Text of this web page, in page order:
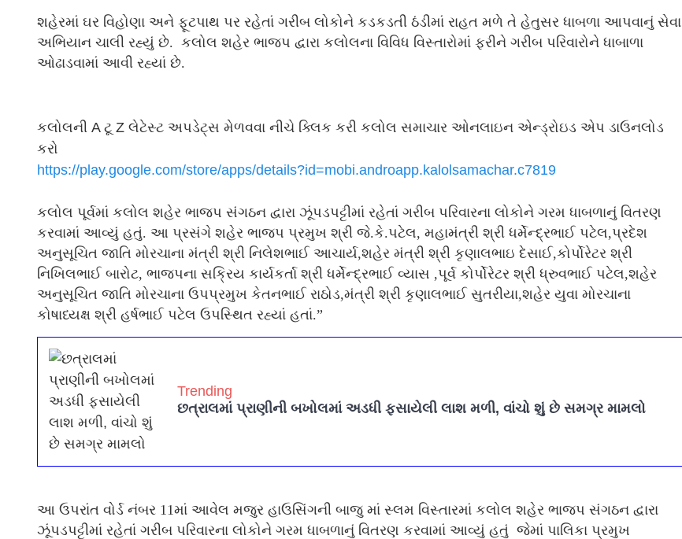
શહેરમાં ઘર વિહોણા અને ફૂટપાથ પર રહેતાં ગરીબ લોકોને કડકડતી ઠંડીમાં રાહત મળે તે હેતુસર ધાબળા આપવાનું સેવા
અભિયાન ચાલી રહ્યું છે. કલોલ શહેર ભાજપ દ્વારા કલોલના વિવિધ વિસ્તારોમાં ફરીને ગરીબ પરિવારોને ધાબાળા
ઓઢાડવામાં આવી રહ્યાં છે.
કલોલની A ટૂ Z લેટેસ્ટ અપડેટ્સ મેળવવા નીચે ક્લિક કરી કલોલ સમાચાર ઓનલાઇન એન્ડ્રોઇડ એપ ડાઉનલોડ
કરો
https://play.google.com/store/apps/details?id=mobi.androapp.kalolsamachar.c7819
કલોલ પૂર્વમાં કલોલ શહેર ભાજપ સંગઠન દ્વારા ઝૂંપડપટ્ટીમાં રહેતાં ગરીબ પરિવારના લોકોને ગરમ ધાબળાનું વિતરણ
કરવામાં આવ્યું હતું. આ પ્રસંગે શહેર ભાજપ પ્રમુખ શ્રી જે.કે.પટેલ, મહામંત્રી શ્રી ધર્મેન્દ્રભાઈ પટેલ,પ્રદેશ
અનુસૂચિત જાતિ મોરચાના મંત્રી શ્રી નિલેશભાઈ આચાર્ય,શહેર મંત્રી શ્રી કૃણાલભાઇ દેસાઈ,કોર્પોરેટર શ્રી
નિખિલભાઈ બારોટ, ભાજપના સક્રિય કાર્યકર્તા શ્રી ધર્મેન્દ્રભાઈ વ્યાસ ,પૂર્વ કોર્પોરેટર શ્રી ધ્રુવભાઈ પટેલ,શહેર
અનુસૂચિત જાતિ મોરચાના ઉપપ્રમુખ કેતનભાઈ રાઠોડ,મંત્રી શ્રી કૃણાલભાઈ સુતરીયા,શહેર યુવા મોરચાના
કોષાધ્યક્ષ શ્રી હર્ષભાઈ પટેલ ઉપસ્થિત રહ્યાં હતાં.”
Trending
છત્રાલમાં પ્રાણીની બખોલમાં અડધી ફસાયેલી લાશ મળી, વાંચો શું છે સમગ્ર મામલો
આ ઉપરાંત વોર્ડ નંબર 11માં આવેલ મજુર હાઉસિંગની બાજુ માં સ્લમ વિસ્તારમાં કલોલ શહેર ભાજપ સંગઠન દ્વારા
ઝૂંપડપટ્ટીમાં રહેતાં ગરીબ પરિવારના લોકોને ગરમ ધાબળાનું વિતરણ કરવામાં આવ્યું હતું જેમાં પાલિકા પ્રમુખ